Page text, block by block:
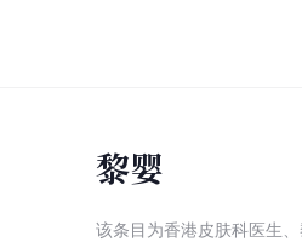
黎婴
该条目为香港皮肤科医生